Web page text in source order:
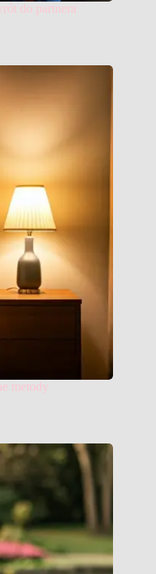
do partnera
metody